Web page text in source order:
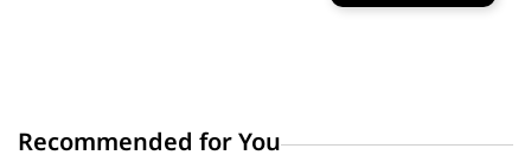
Recommended for You